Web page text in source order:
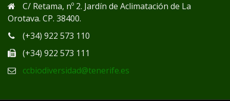
C/ Retama, nº 2. Jardín de Aclimatación de La
Orotava. CP. 38400.
(+34) 922 573 110
(+34) 922 573 111
ccbiodiversidad@tenerife.es